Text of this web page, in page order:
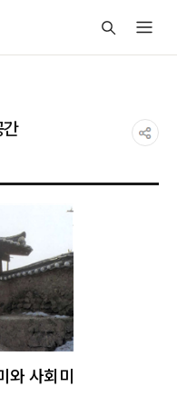
와 사회미